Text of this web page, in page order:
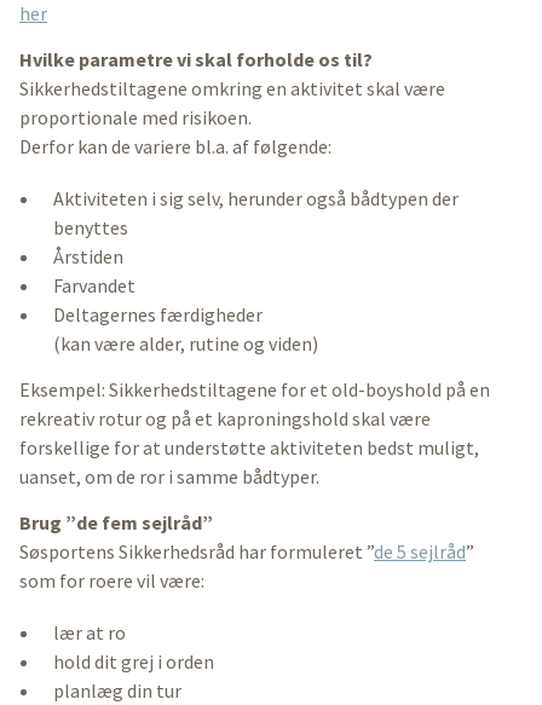
her
Hvilke parametre vi skal forholde os til?
Sikkerhedstiltagene omkring en aktivitet skal være
proportionale med risikoen.
Derfor kan de variere bl.a. af følgende:
Aktiviteten i sig selv, herunder også bådtypen der
benyttes
Årstiden
Farvandet
Deltagernes færdigheder
(kan være alder, rutine og viden)
Eksempel: Sikkerhedstiltagene for et old-boyshold på en
rekreativ rotur og på et kaproningshold skal være
forskellige for at understøtte aktiviteten bedst muligt,
uanset, om de ror i samme bådtyper.
Brug ”de fem sejlråd”
Søsportens Sikkerhedsråd har formuleret ”de 5 sejlråd”
som for roere vil være:
lær at ro
hold dit grej i orden
planlæg din tur